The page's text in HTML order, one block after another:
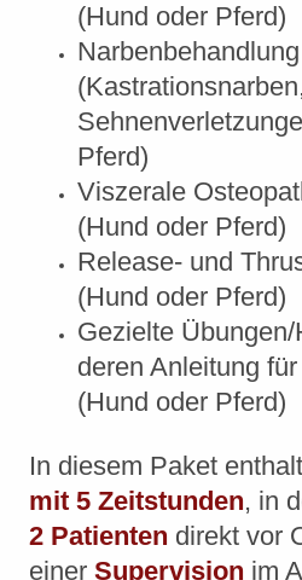
(Hund oder Pferd)
Narbenbehandlung
Pferd)
Viszerale
(Hund oder Pferd)
Release- und
(Hund oder Pferd)
Gezielte
deren Anleitung
(Hund oder Pferd)
In diesem Paket
mit 5 Zeitstunden, in
2 Patienten direkt vor
einer Supervision im